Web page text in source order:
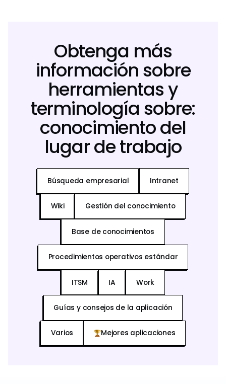
Obtenga más
información sobre
herramientas y
terminología sobre:
conocimiento del
lugar de trabajo
Búsqueda empresarial Intranet
Wiki Gestión del conocimiento
Base de conocimientos
Procedimientos operativos estándar
ITSM IA Work
Guías y consejos de la aplicación
Varios Mejores aplicaciones